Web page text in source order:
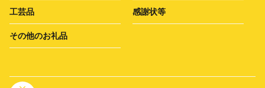
工芸品 感謝状等
その他のお礼品